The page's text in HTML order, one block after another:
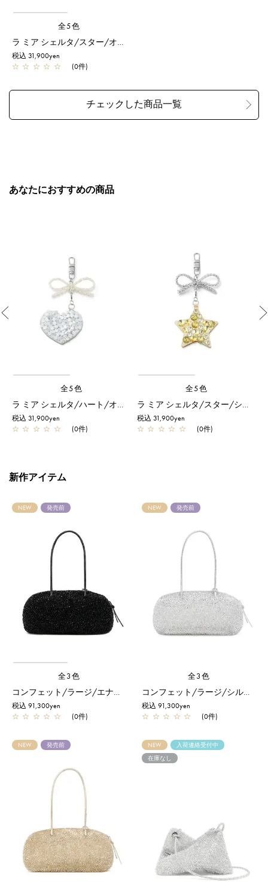
全5色
税込 31,900yen
☆ ☆ ☆ ☆ ☆ (0件)
あなたにおすすめの商品
全5色
ラ ミア シェルタ/ハート/オーロラホワイト
税込 31,900yen
☆ ☆ ☆ ☆ ☆ (0件)
全5色
ラ ミア シェルタ/スター/シルバー
税込 31,900yen
☆ ☆ ☆ ☆ ☆ (0件)
新作アイテム
NEW 発売前
全3色
コンフェット/ラージ/エナメルブラック
税込 91,300yen
☆ ☆ ☆ ☆ ☆ (0件)
NEW 発売前
全3色
コンフェット/ラージ/シルバー
税込 91,300yen
☆ ☆ ☆ ☆ ☆ (0件)
NEW 発売前 NEW
入荷連絡受付中
在庫なし